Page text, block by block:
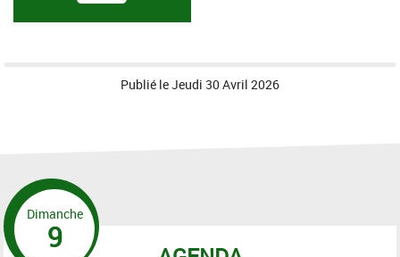
)
Publié leJeudi 30 Avril 2026
Dimanche
9